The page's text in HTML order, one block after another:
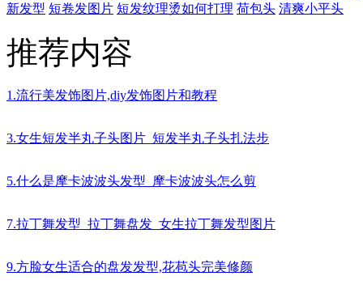
新发型 短卷发图片 短发纹理烫如何打理 荷包头 清爽小平头
推荐内容
1.流行美发饰图片,diy发饰图片和教程
3.女生短发半丸子头图片_短发半丸子头扎法步
5.什么是摩卡波波头发型_摩卡波波头怎么剪
7.拉丁舞发型_拉丁舞盘发_女生拉丁舞发型图片
9.方脸女生适合的盘发发型,花苞头完美修颜